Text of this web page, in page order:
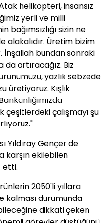
helikopteri, insansız
yerli ve milli
sizin ne
alakalıdır. Üretim bizim
İnşallah bundan sonraki
artıracağız. Biz
yazlık sebzede
üretiyoruz. Kışlık
çeşitlerdeki çalışmayı şu
Yıldıray Gençer de
karşın ekilebilen
etti.
2050'li yıllara
kalması durumunda
dikkati çeken